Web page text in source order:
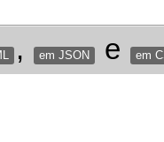
, em JSON e em